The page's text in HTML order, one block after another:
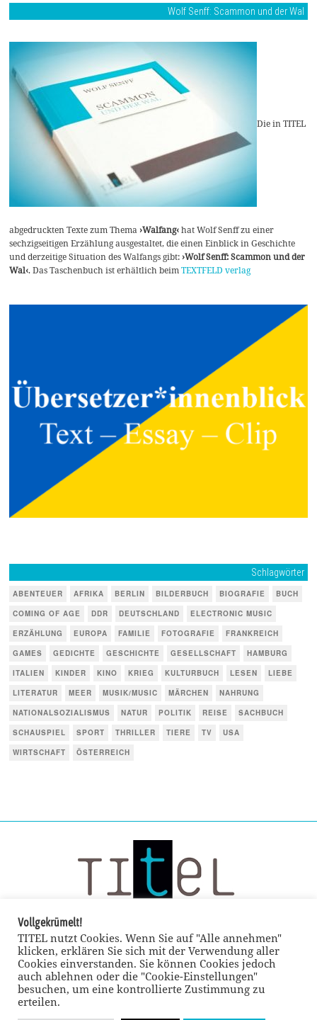
Wolf Senff: Scammon und der Wal
Die in TITEL
abgedruckten Texte zum Thema›Walfang‹hat Wolf Senff zu einer
sechzigseitigen Erzählung ausgestaltet, die einen Einblick in Geschichte
und derzeitige Situation des Walfangs gibt:›Wolf Senff: Scammon und der
Wal‹. Das Taschenbuch ist erhältlich beimTEXTFELD verlag
Schlagwörter
ABENTEUER AFRIKA BERLIN BILDERBUCH BIOGRAFIE
BUCH
COMING OF AGE
DDR DEUTSCHLAND
ELECTRONIC MUSIC
ERZÄHLUNG
EUROPA FAMILIE FOTOGRAFIE
FRANKREICH
GAMES
GEDICHTE GESCHICHTE GESELLSCHAFT
HAMBURG
ITALIEN
KINDER KINO KRIEG KULTURBUCH LESEN
LIEBE
LITERATUR
MEER MUSIK/MUSIC MÄRCHEN
NAHRUNG
NATIONALSOZIALISMUS
NATUR POLITIK REISE
SACHBUCH
SCHAUSPIEL
SPORT THRILLER TIERE TV
USA
WIRTSCHAFT
ÖSTERREICH
Vollgekrümelt!
TITEL nutzt Cookies. Wenn Sie auf "Alle annehmen"
klicken, erklären Sie sich mit der Verwendung aller
Cookies einverstanden. Sie können Cookies jedoch
auch ablehnen oder die "Cookie-Einstellungen"
besuchen, um eine kontrollierte Zustimmung zu
erteilen.